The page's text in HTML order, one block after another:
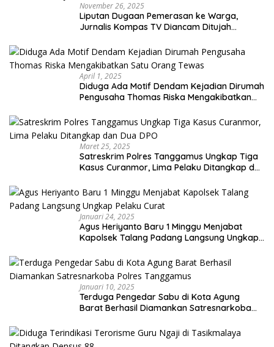
November 26, 2025
Liputan Dugaan Pemerasan ke Warga,
Jurnalis Kompas TV Diancam Ditujah
April 1, 2025
Diduga Ada Motif Dendam Kejadian Dirumah
Pengusaha Thomas Riska Mengakibatkan
Maret 25, 2025
Satreskrim Polres Tanggamus Ungkap Tiga
Kasus Curanmor, Lima Pelaku Ditangkap dan
Januari 24, 2025
Agus Heriyanto Baru 1 Minggu Menjabat
Kapolsek Talang Padang Langsung Ungkap
Januari 10, 2025
Terduga Pengedar Sabu di Kota Agung
Barat Berhasil Diamankan Satresnarkoba